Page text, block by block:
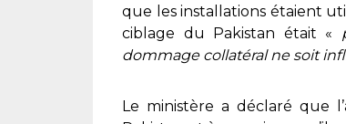
que les installations étaient
ciblage du Pakistan était «
dommage collatéral ne soit
Le ministère a déclaré que